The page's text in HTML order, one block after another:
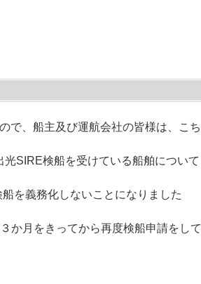
で、船主及び運航会社の皆様は、こち
SIRE検船を受けている船舶について
を義務化しないことになりました
か月をきってから再度検船申請をして